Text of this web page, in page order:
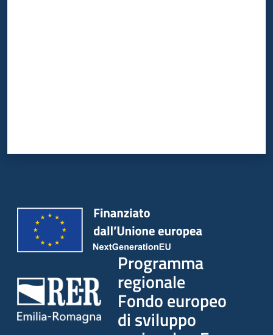
Programma
regionale
Fondo europeo
di sviluppo